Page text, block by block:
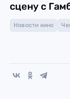
сцену с
Новости кино